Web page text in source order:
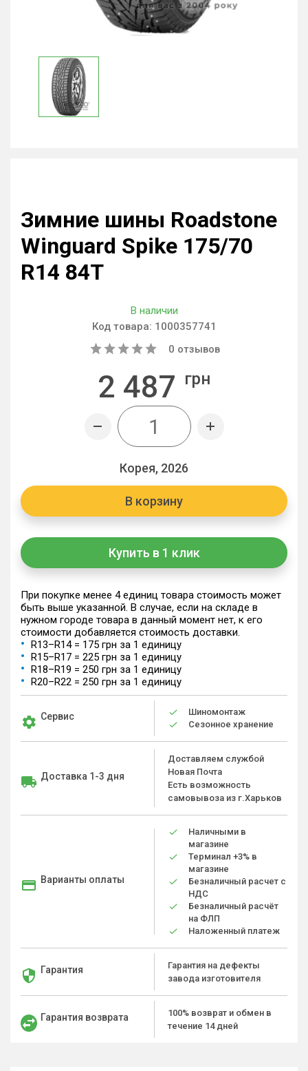
Зимние шины Roadstone
Winguard Spike 175/70
R14 84T
В наличии
Код товара: 1000357741
0 отзывов
2 487 грн
Корея, 2026
В корзину
Купить в 1 клик
При покупке менее 4 единиц товара стоимость может
быть выше указанной. В случае, если на складе в
нужном городе товара в данный момент нет, к его
стоимости добавляется стоимость доставки.
R13–R14 = 175 грн за 1 единицу
R15–R17 = 225 грн за 1 единицу
R18–R19 = 250 грн за 1 единицу
R20–R22 = 250 грн за 1 единицу
Сервис
Шиномонтаж
Сезонное хранение
Доставка 1-3 дня
Доставляем службой
Новая Почта
Есть возможность
самовывоза из г.Харьков
Варианты оплаты
Наличными в
магазине
Терминал +3% в
магазине
Безналичный расчет с
НДС
Безналичный расчёт
на ФЛП
Наложенный платеж
Гарантия
Гарантия на дефекты
завода изготовителя
Гарантия возврата
100% возврат и обмен в
течение 14 дней